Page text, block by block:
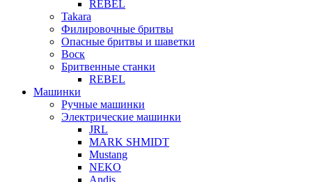
REBEL
Takara
Филировочные бритвы
Опасные бритвы и шаветки
Воск
Бритвенные станки
REBEL
Машинки
Ручные машинки
Электрические машинки
JRL
MARK SHMIDT
Mustang
NEKO
Andis